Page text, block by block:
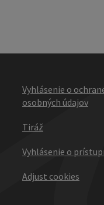
Vyhlásenie o
osobných údajov
Tiráž
Vyhlásenie o
Adjust cookies